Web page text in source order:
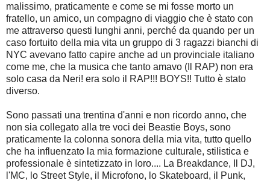
malissimo, praticamente e come se mi fosse morto un
fratello, un amico, un compagno di viaggio che è stato con
me attraverso questi lunghi anni, perché da quando per un
caso fortuito della mia vita un gruppo di 3 ragazzi bianchi di
NYC avevano fatto capire anche ad un provinciale italiano
come me, che la musica che tanto amavo (Il RAP) non era
solo casa da Neri! era solo il RAP!!! BOYS!! Tutto è stato
diverso.
Sono passati una trentina d'anni e non ricordo anno, che
non sia collegato alla tre voci dei Beastie Boys, sono
praticamente la colonna sonora della mia vita, tutto quello
che ha influenzato la mia formazione culturale, stilistica e
professionale è sintetizzato in loro.... La Breakdance, Il DJ,
l'MC, lo Street Style, il Microfono, lo Skateboard, il Punk,